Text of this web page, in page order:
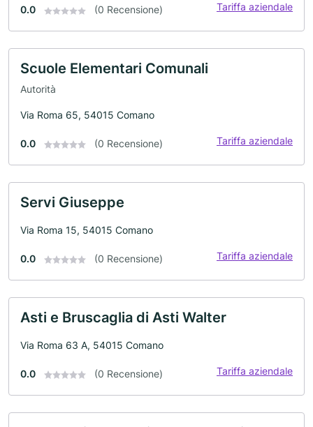
0.0 (0 Recensione) Tariffa aziendale
Scuole Elementari Comunali
Autorità
Via Roma 65, 54015 Comano
0.0 (0 Recensione) Tariffa aziendale
Servi Giuseppe
Via Roma 15, 54015 Comano
0.0 (0 Recensione) Tariffa aziendale
Asti e Bruscaglia di Asti Walter
Via Roma 63 A, 54015 Comano
0.0 (0 Recensione) Tariffa aziendale